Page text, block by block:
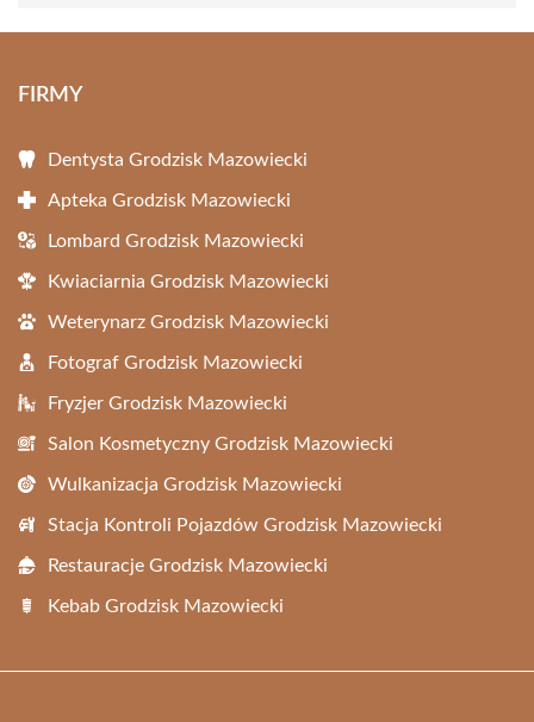
FIRMY
Dentysta Grodzisk Mazowiecki
Apteka Grodzisk Mazowiecki
Lombard Grodzisk Mazowiecki
Kwiaciarnia Grodzisk Mazowiecki
Weterynarz Grodzisk Mazowiecki
Fotograf Grodzisk Mazowiecki
Fryzjer Grodzisk Mazowiecki
Salon Kosmetyczny Grodzisk Mazowiecki
Wulkanizacja Grodzisk Mazowiecki
Stacja Kontroli Pojazdów Grodzisk Mazowiecki
Restauracje Grodzisk Mazowiecki
Kebab Grodzisk Mazowiecki